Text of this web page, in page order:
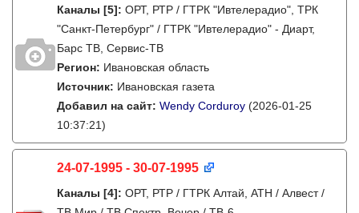
Каналы [5]: ОРТ, РТР / ГТРК "Ивтелерадио", ТРК
"Санкт-Петербург" / ГТРК "Ивтелерадио" - Диарт,
Барс ТВ, Сервис-ТВ
Регион: Ивановская область
Источник: Ивановская газета
Добавил на сайт: Wendy Corduroy (2026-01-25
10:37:21)
24-07-1995 - 30-07-1995
Каналы [4]: ОРТ, РТР / ГТРК Алтай, АТН / Алвест /